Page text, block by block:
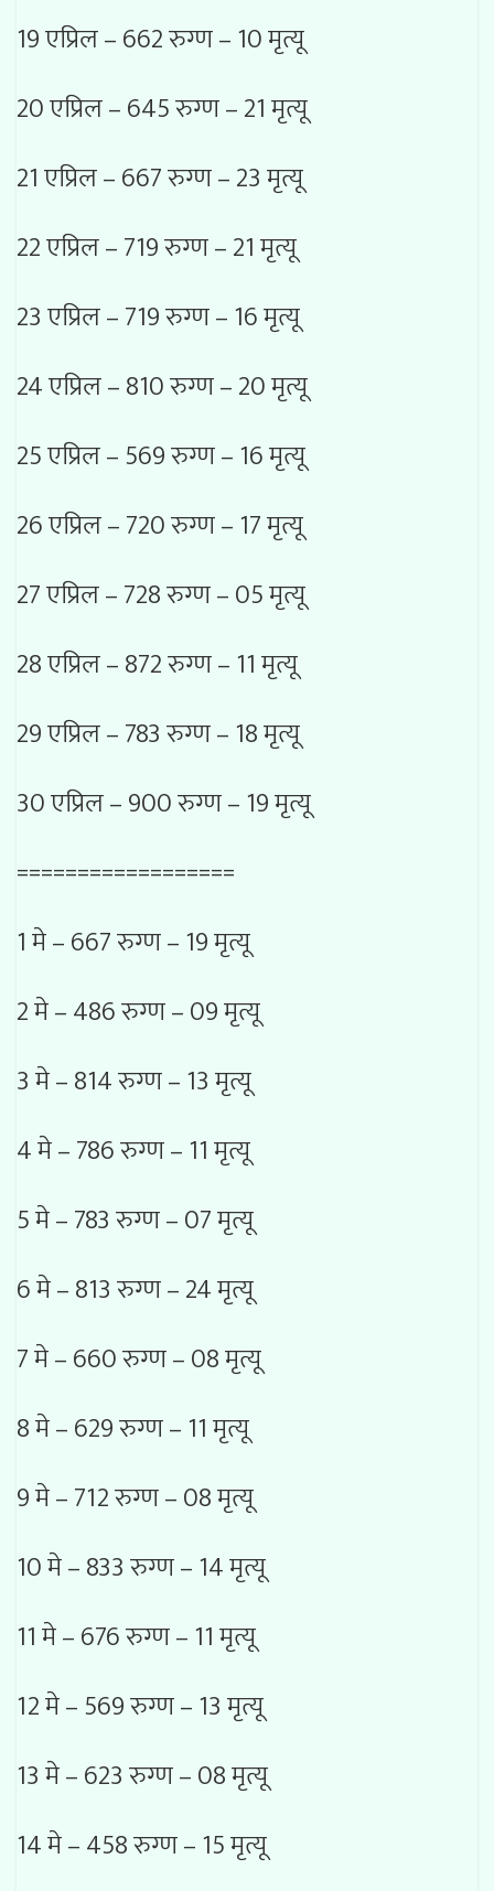
19 एप्रिल – 662 रुग्ण – 10 मृत्यू
20 एप्रिल – 645 रुग्ण – 21 मृत्यू
21 एप्रिल – 667 रुग्ण – 23 मृत्यू
22 एप्रिल – 719 रुग्ण – 21 मृत्यू
23 एप्रिल – 719 रुग्ण – 16 मृत्यू
24 एप्रिल – 810 रुग्ण – 20 मृत्यू
25 एप्रिल – 569 रुग्ण – 16 मृत्यू
26 एप्रिल – 720 रुग्ण – 17 मृत्यू
27 एप्रिल – 728 रुग्ण – 05 मृत्यू
28 एप्रिल – 872 रुग्ण – 11 मृत्यू
29 एप्रिल – 783 रुग्ण – 18 मृत्यू
30 एप्रिल – 900 रुग्ण – 19 मृत्यू
==================
1 मे – 667 रुग्ण – 19 मृत्यू
2 मे – 486 रुग्ण – 09 मृत्यू
3 मे – 814 रुग्ण – 13 मृत्यू
4 मे – 786 रुग्ण – 11 मृत्यू
5 मे – 783 रुग्ण – 07 मृत्यू
6 मे – 813 रुग्ण – 24 मृत्यू
7 मे – 660 रुग्ण – 08 मृत्यू
8 मे – 629 रुग्ण – 11 मृत्यू
9 मे – 712 रुग्ण – 08 मृत्यू
10 मे – 833 रुग्ण – 14 मृत्यू
11 मे – 676 रुग्ण – 11 मृत्यू
12 मे – 569 रुग्ण – 13 मृत्यू
13 मे – 623 रुग्ण – 08 मृत्यू
14 मे – 458 रुग्ण – 15 मृत्यू